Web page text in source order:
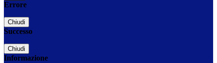
Errore
Chiudi
Successo
Chiudi
Informazione